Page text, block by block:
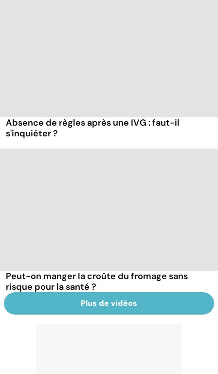
Absence de règles après une IVG : faut-il
s'inquiéter ?
Peut-on manger la croûte du fromage sans
risque pour la santé ?
Plus de vidéos